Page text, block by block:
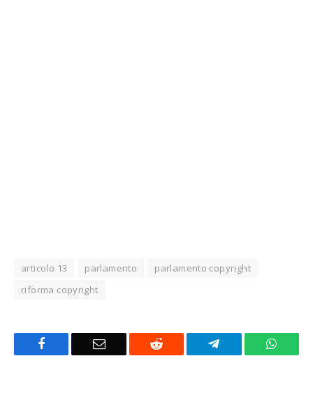
articolo 13 parlamento
parlamento copyright
riforma copyright
Facebook Email Reddit Telegram